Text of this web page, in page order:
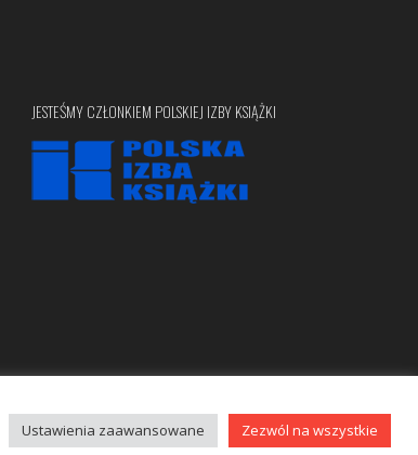
JESTEŚMY CZŁONKIEM POLSKIEJ IZBY KSIĄŻKI
Copyright © 2020 bellona.pl
Ustawienia zaawansowane Zezwól na wszystkie